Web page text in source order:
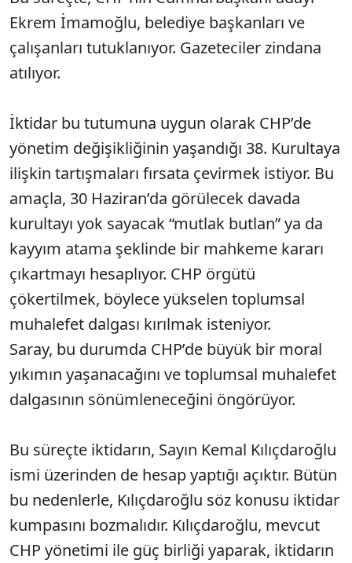
Ekrem İmamoğlu, belediye başkanları ve
çalışanları tutuklanıyor. Gazeteciler zindana
atılıyor.
İktidar bu tutumuna uygun olarak CHP’de
yönetim değişikliğinin yaşandığı 38. Kurultaya
ilişkin tartışmaları fırsata çevirmek istiyor. Bu
amaçla, 30 Haziran’da görülecek davada
kurultayı yok sayacak “mutlak butlan” ya da
kayyım atama şeklinde bir mahkeme kararı
çıkartmayı hesaplıyor. CHP örgütü
çökertilmek, böylece yükselen toplumsal
muhalefet dalgası kırılmak isteniyor.
Saray, bu durumda CHP’de büyük bir moral
yıkımın yaşanacağını ve toplumsal muhalefet
dalgasının sönümleneceğini öngörüyor.
Bu süreçte iktidarın, Sayın Kemal Kılıçdaroğlu
ismi üzerinden de hesap yaptığı açıktır. Bütün
bu nedenlerle, Kılıçdaroğlu söz konusu iktidar
kumpasını bozmalıdır. Kılıçdaroğlu, mevcut
CHP yönetimi ile güç birliği yaparak, iktidarın